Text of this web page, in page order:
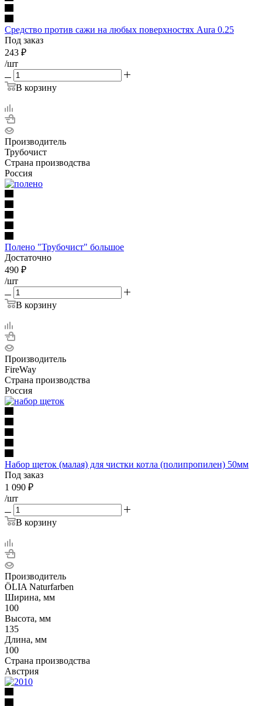
Средство против сажи на любых поверхностях Aura 0.25
Под заказ
243 ₽
/шт
В корзину
Производитель
Трубочист
Страна производства
Россия
Полено "Трубочист" большое
Достаточно
490 ₽
/шт
В корзину
Производитель
FireWay
Страна производства
Россия
Набор щеток (малая) для чистки котла (полипропилен) 50мм
Под заказ
1 090 ₽
/шт
В корзину
Производитель
ÖLIA Naturfarben
Ширина, мм
100
Высота, мм
135
Длина, мм
100
Страна производства
Австрия